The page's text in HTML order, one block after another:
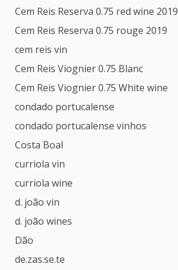
Cem Reis Reserva 0.75 red wine 2019
Cem Reis Reserva 0.75 rouge 2019
cem reis vin
Cem Reis Viognier 0.75 Blanc
Cem Reis Viognier 0.75 White wine
condado portucalense
condado portucalense vinhos
Costa Boal
curriola vin
curriola wine
d. joão vin
d. joão wines
Dão
de.zas.se.te